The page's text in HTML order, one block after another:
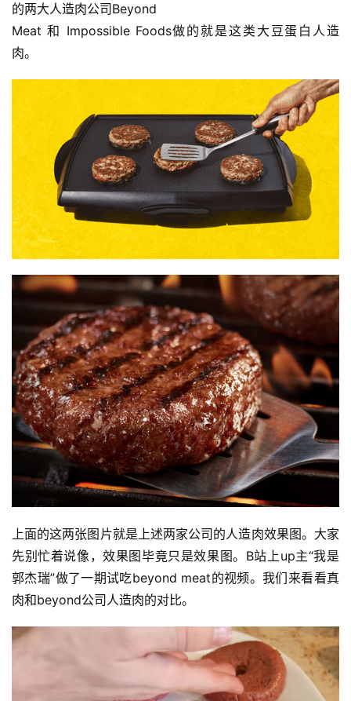
的两大人造肉公司Beyond
Meat 和 Impossible Foods做的就是这类大豆蛋白人造
肉。
上面的这两张图片就是上述两家公司的人造肉效果图。大家
先别忙着说像，效果图毕竟只是效果图。B站上up主“我是
郭杰瑞”做了一期试吃beyond meat的视频。我们来看看真
肉和beyond公司人造肉的对比。